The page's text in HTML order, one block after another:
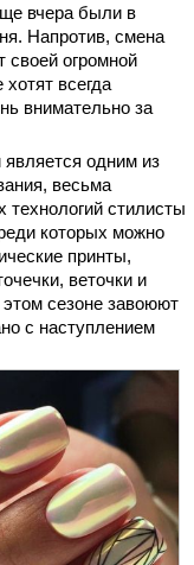
вчера были в
Напротив, смена
своей огромной
всегда
внимательно за
является одним из
весьма
технологий стилисты
которых можно
принты,
веточки и
сезоне завоюют
с наступлением